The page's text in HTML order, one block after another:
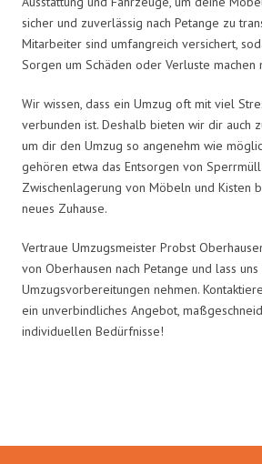
sicher und zuverlässig nach Petange zu
Mitarbeiter sind umfangreich versichert,
Sorgen um Schäden oder Verluste machen
Wir wissen, dass ein Umzug oft mit viel
verbunden ist. Deshalb bieten wir dir auch
um dir den Umzug so angenehm wie
gehören etwa das Entsorgen von
Zwischenlagerung von Möbeln und Kisten
neues Zuhause.
Vertraue Umzugsmeister Probst
von Oberhausen nach Petange und lass
Umzugsvorbereitungen nehmen.
ein unverbindliches Angebot,
individuellen Bedürfnisse!